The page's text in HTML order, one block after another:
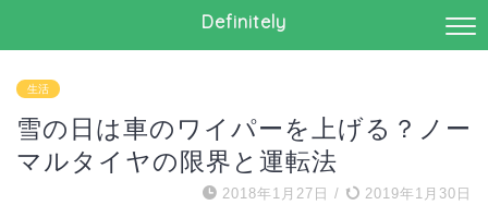
Definitely
生活
雪の日は車のワイパーを上げる？ノー
マルタイヤの限界と運転法
2018年1月27日 / 2019年1月30日